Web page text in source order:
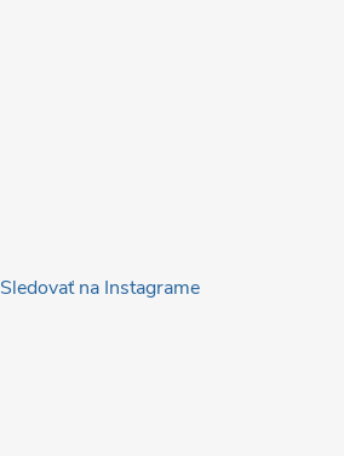
Sledovať na Instagrame